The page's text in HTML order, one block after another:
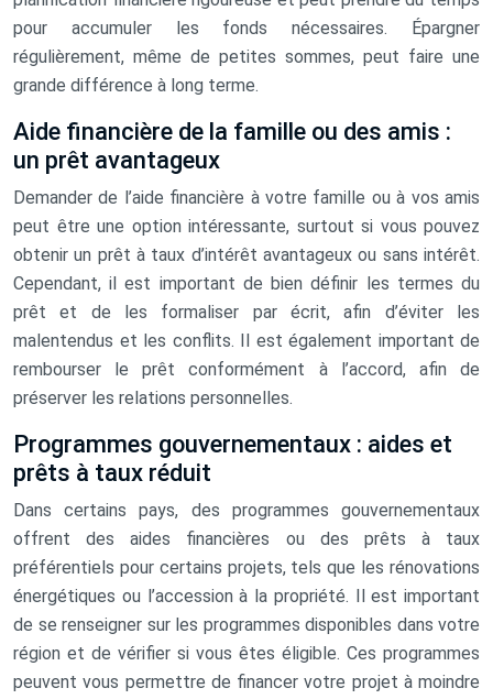
pour accumuler les fonds nécessaires. Épargner
régulièrement, même de petites sommes, peut faire une
grande différence à long terme.
Aide financière de la famille ou des amis :
un prêt avantageux
Demander de l’aide financière à votre famille ou à vos amis
peut être une option intéressante, surtout si vous pouvez
obtenir un prêt à taux d’intérêt avantageux ou sans intérêt.
Cependant, il est important de bien définir les termes du
prêt et de les formaliser par écrit, afin d’éviter les
malentendus et les conflits. Il est également important de
rembourser le prêt conformément à l’accord, afin de
préserver les relations personnelles.
Programmes gouvernementaux : aides et
prêts à taux réduit
Dans certains pays, des programmes gouvernementaux
offrent des aides financières ou des prêts à taux
préférentiels pour certains projets, tels que les rénovations
énergétiques ou l’accession à la propriété. Il est important
de se renseigner sur les programmes disponibles dans votre
région et de vérifier si vous êtes éligible. Ces programmes
peuvent vous permettre de financer votre projet à moindre